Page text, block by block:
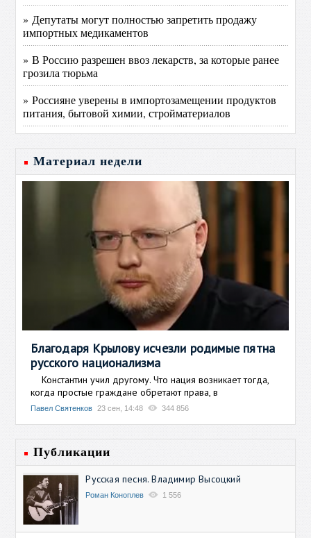
» Депутаты могут полностью запретить продажу
импортных медикаментов
» В Россию разрешен ввоз лекарств, за которые ранее
грозила тюрьма
» Россияне уверены в импортозамещении продуктов
питания, бытовой химии, стройматериалов
Материал недели
Благодаря Крылову исчезли родимые пятна
русского национализма
Константин учил другому. Что нация возникает тогда,
когда простые граждане обретают права, в
Павел Святенков 23 сен, 14:48 344 856
Публикации
Русская песня. Владимир Высоцкий
Роман Коноплев 1 556